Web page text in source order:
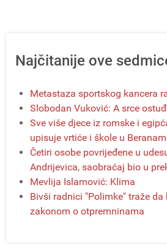
Najčitanije ove
Metastaza sportskog kancera
Slobodan Vuković: A srce
Sve više djece iz romske i
upisuje vrtiće i škole u
Četiri osobe povrijeđene u
Andrijevica, saobraćaj bio u
Mevlija Islamović: Klima
Bivši radnici "Polimke" traže
zakonom o otpremninama